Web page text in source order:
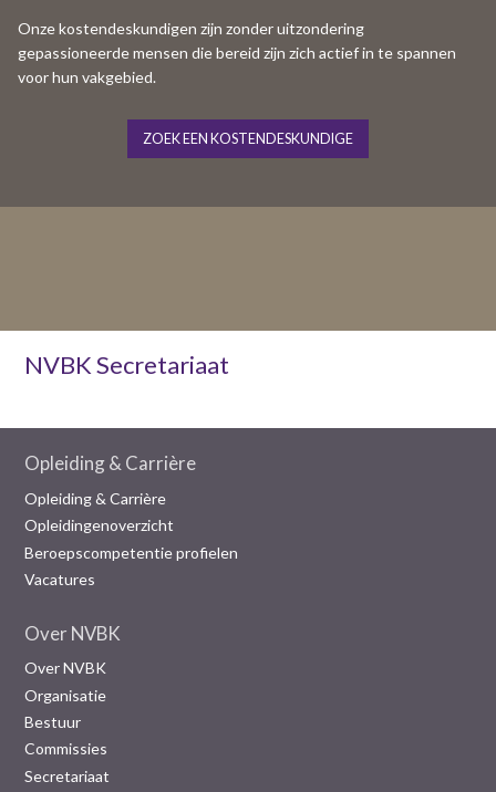
Onze kostendeskundigen zijn zonder uitzondering
gepassioneerde mensen die bereid zijn zich actief in te spannen
voor hun vakgebied.
ZOEK EEN KOSTENDESKUNDIGE
NVBK Secretariaat
Opleiding & Carrière
Opleiding & Carrière
Opleidingenoverzicht
Beroepscompetentie profielen
Vacatures
Over NVBK
Over NVBK
Organisatie
Bestuur
Commissies
Secretariaat